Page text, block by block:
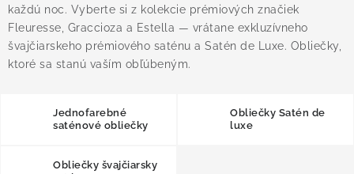
VANKÚŠE A OBLIEČKY
BYTOVÝ TEXTIL
každú noc. Vyberte si z kolekcie prémiových značiek
Fleuresse, Graccioza a Estella — vrátane exkluzívneho
švajčiarskeho prémiového saténu a Satén de Luxe. Obliečky,
ktoré sa stanú vaším obľúbeným.
Jednofarebné
saténové obliečky
Obliečky Satén de
luxe
Obliečky švajčiarsky